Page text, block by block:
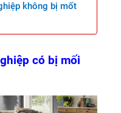
không bị mốt
có bị mối